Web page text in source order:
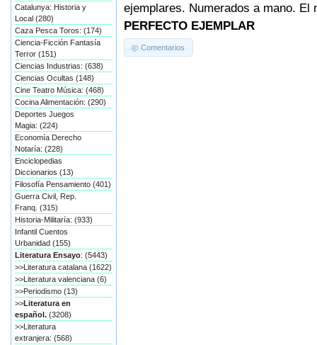
ejemplares. Numerados a mano. El
PERFECTO EJEMPLAR
Comentarios
Catalunya: Historia y
Local (280)
Caza Pesca Toros: (174)
Ciencia-Ficción Fantasía
Terror (151)
Ciencias Industrias: (638)
Ciencias Ocultas (148)
Cine Teatro Música: (468)
Cocina Alimentación: (290)
Deportes Juegos
Magia: (224)
Economía Derecho
Notaría: (228)
Enciclopedias
Diccionarios (13)
Filosofía Pensamiento (401)
Guerra Civil, Rep.
Franq. (315)
Historia-Militaría: (933)
Infantil Cuentos
Urbanidad (155)
Literatura Ensayo: (5443)
>>Literatura catalana (1622)
>>Literatura valenciana (6)
>>Periodismo (13)
>>Literatura en
español. (3208)
>>Literatura
extranjera: (568)